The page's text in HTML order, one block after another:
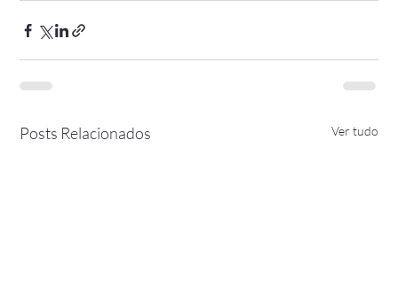
Posts Relacionados Ver tudo